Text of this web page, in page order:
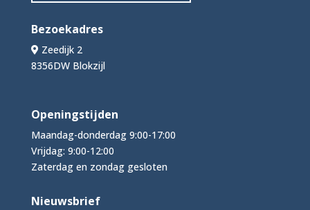
Bezoekadres
Zeedijk 2
8356DW Blokzijl
Openingstijden
Maandag-donderdag 9:00-17:00
Vrijdag: 9:00-12:00
Zaterdag en zondag gesloten
Nieuwsbrief